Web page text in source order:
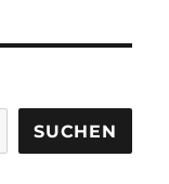
SUCHEN